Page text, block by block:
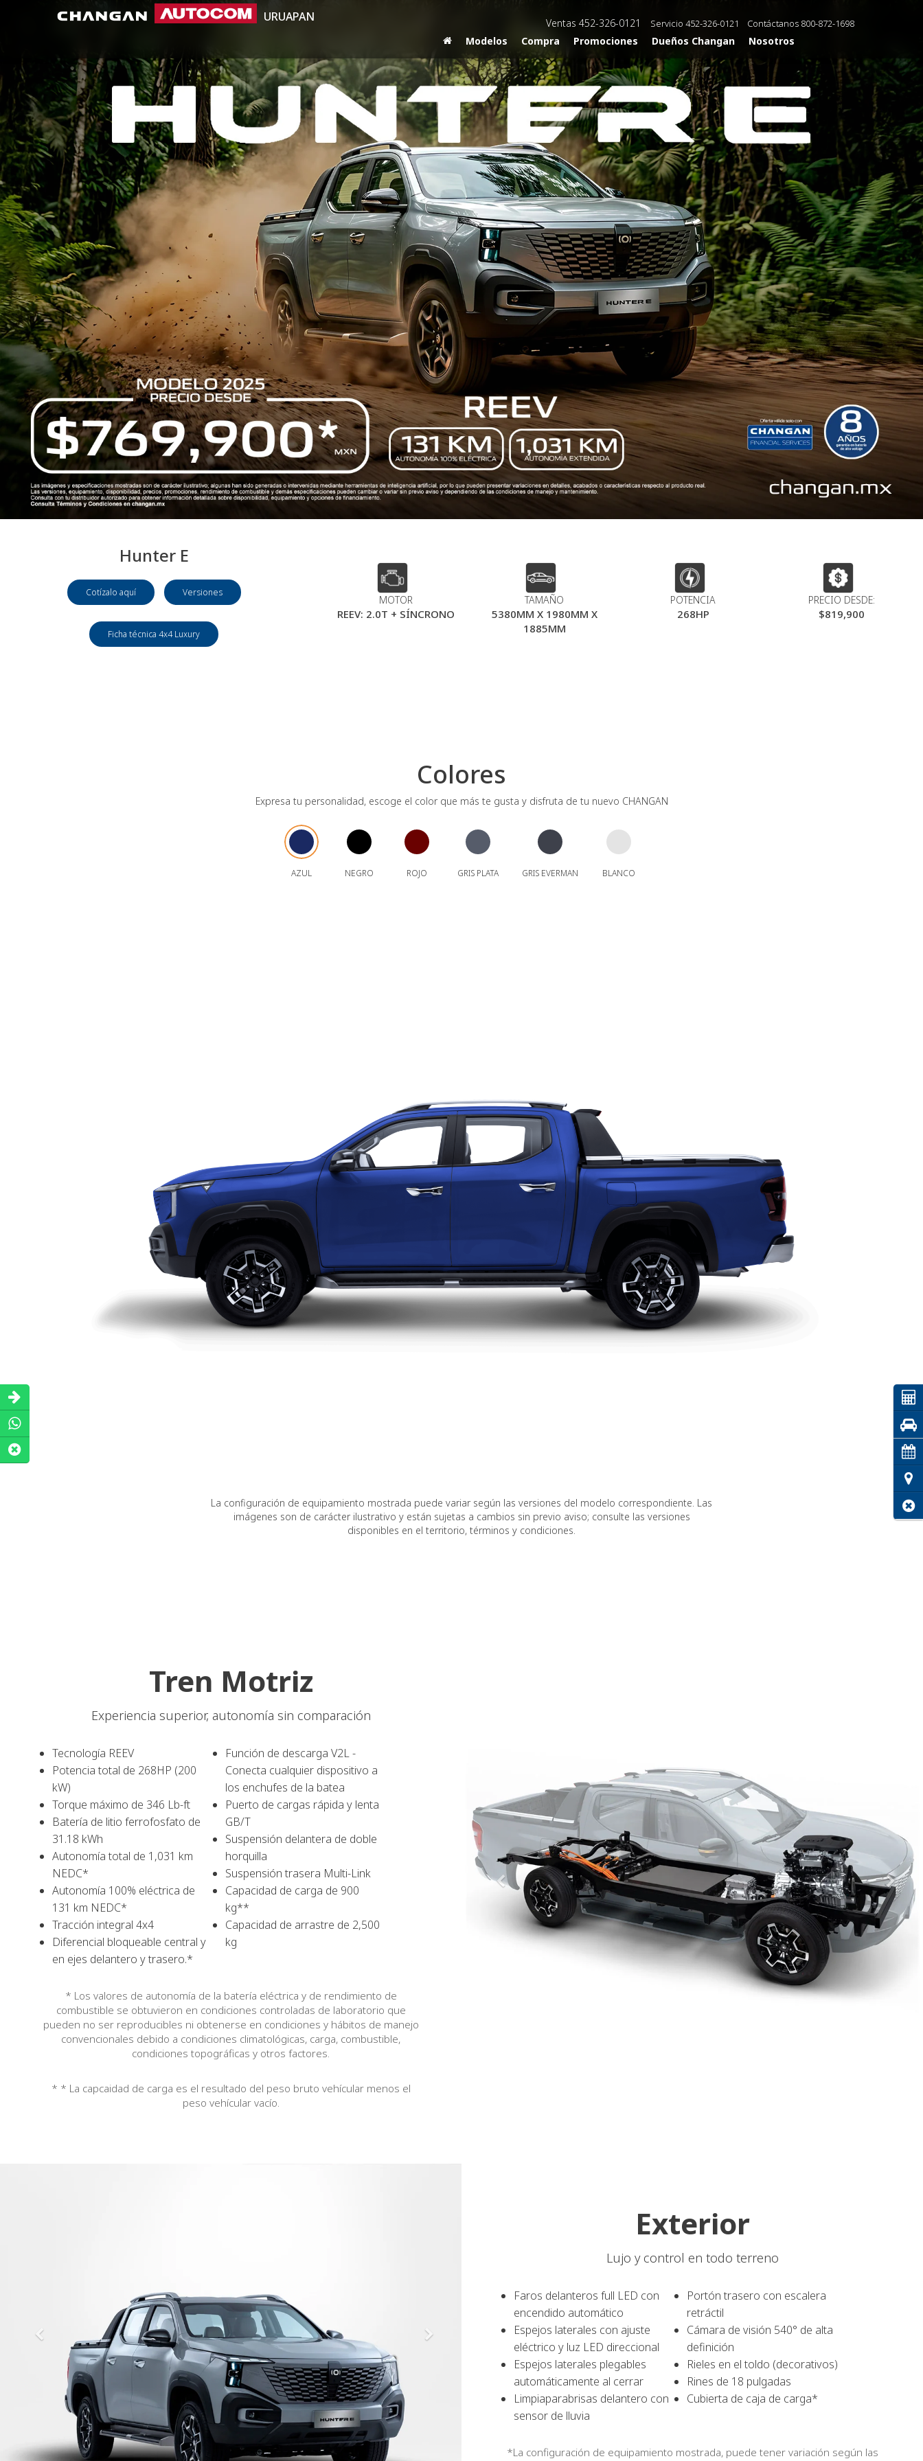
URUAPAN Ventas 452-326-0121 Servicio 452-326-0121 Contáctanos 800-872-1698
Modelos Compra Promociones Dueños Changan Nosotros
Hunter E
Cotízalo aquí Versiones
Ficha técnica 4x4 Luxury
MOTOR
REEV: 2.0T + SÍNCRONO
TAMAÑO
5380MM X 1980MM X
1885MM
POTENCIA
268HP
PRECIO DESDE:
$819,900
Colores
Expresa tu personalidad, escoge el color que más te gusta y disfruta de tu nuevo CHANGAN
AZUL NEGRO ROJO GRIS PLATA GRIS EVERMAN BLANCO
La configuración de equipamiento mostrada puede variar según las versiones del modelo correspondiente. Las
imágenes son de carácter ilustrativo y están sujetas a cambios sin previo aviso; consulte las versiones
disponibles en el territorio, términos y condiciones.
Tren Motriz
Experiencia superior, autonomía sin comparación
Tecnología REEV
Potencia total de 268HP (200
kW)
Torque máximo de 346 Lb-ft
Batería de litio ferrofosfato de
31.18 kWh
Autonomía total de 1,031 km
NEDC*
Autonomía 100% eléctrica de
131 km NEDC*
Tracción integral 4x4
Diferencial bloqueable central y
en ejes delantero y trasero.*
Función de descarga V2L -
Conecta cualquier dispositivo a
los enchufes de la batea
Puerto de cargas rápida y lenta
GB/T
Suspensión delantera de doble
horquilla
Suspensión trasera Multi-Link
Capacidad de carga de 900
kg**
Capacidad de arrastre de 2,500
kg
* Los valores de autonomía de la batería eléctrica y de rendimiento de
combustible se obtuvieron en condiciones controladas de laboratorio que
pueden no ser reproducibles ni obtenerse en condiciones y hábitos de manejo
convencionales debido a condiciones climatológicas, carga, combustible,
condiciones topográficas y otros factores.
* * La capcaidad de carga es el resultado del peso bruto vehícular menos el
peso vehícular vacío.
Exterior
Lujo y control en todo terreno
Faros delanteros full LED con
encendido automático
Espejos laterales con ajuste
eléctrico y luz LED direccional
Espejos laterales plegables
automáticamente al cerrar
Limpiaparabrisas delantero con
sensor de lluvia
Portón trasero con escalera
retráctil
Cámara de visión 540° de alta
definición
Rieles en el toldo (decorativos)
Rines de 18 pulgadas
Cubierta de caja de carga*
*La configuración de equipamiento mostrada, puede tener variación según las